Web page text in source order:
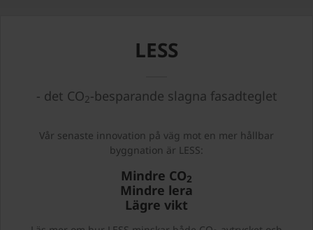
LESS
- det CO2-besparande slagna fasadteglet
Vår senaste innovation på väg mot en mer hållbar
byggnation är LESS:
Mindre CO2
Mindre lera
Lägre vikt